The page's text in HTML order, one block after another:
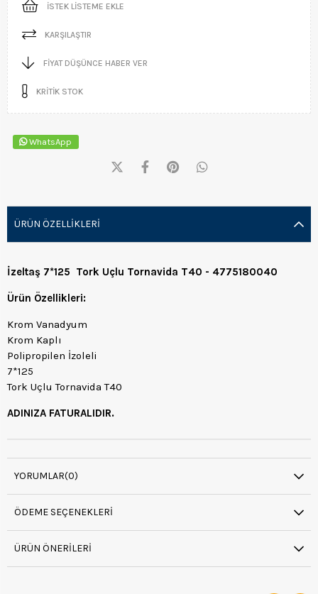
İSTEK LISTEME EKLE
KARŞILAŞTIR
FIYAT DÜŞÜNCE HABER VER
KRITIK STOK
WhatsApp
ÜRÜN ÖZELLIKLERI
İzeltaş 7*125 Tork Uçlu Tornavida T40 - 4775180040
Ürün Özellikleri:
Krom Vanadyum
Krom Kaplı
Polipropilen İzoleli
7*125
Tork Uçlu Tornavida T40
ADINIZA FATURALIDIR.
YORUMLAR(0)
ÖDEME SEÇENEKLERI
ÜRÜN ÖNERILERI